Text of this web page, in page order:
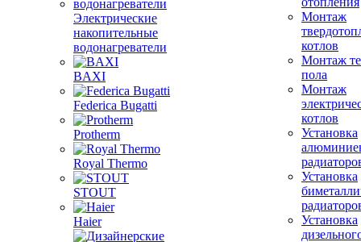
Электрические
накопительные
водонагреватели
BAXI
Federica Bugatti
Protherm
Royal Thermo
STOUT
Haier
Монтаж
котлов
Монтаж
пола
Монтаж
котлов
Установка
Установка
Установка